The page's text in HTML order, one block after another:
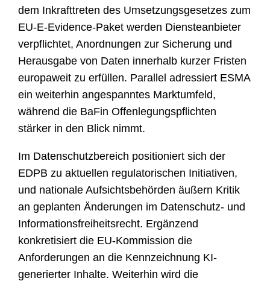
dem Inkrafttreten des Umsetzungsgesetzes zum
EU-E-Evidence-Paket werden Diensteanbieter
verpflichtet, Anordnungen zur Sicherung und
Herausgabe von Daten innerhalb kurzer Fristen
europaweit zu erfüllen. Parallel adressiert ESMA
ein weiterhin angespanntes Marktumfeld,
während die BaFin Offenlegungspflichten
stärker in den Blick nimmt.
Im Datenschutzbereich positioniert sich der
EDPB zu aktuellen regulatorischen Initiativen,
und nationale Aufsichtsbehörden äußern Kritik
an geplanten Änderungen im Datenschutz- und
Informationsfreiheitsrecht. Ergänzend
konkretisiert die EU-Kommission die
Anforderungen an die Kennzeichnung KI-
generierter Inhalte. Weiterhin wird die